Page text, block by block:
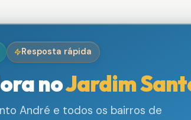
Resposta rápida
noJardim
André e todos os bairros de